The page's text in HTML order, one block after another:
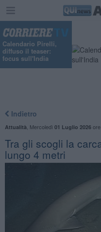
Calendario Pirelli,
diffuso il teaser:
focus sull'India
Indietro
Attualità Mercoledì 01 Luglio 2026ore
Tra gli scogli la
lungo 4 metri